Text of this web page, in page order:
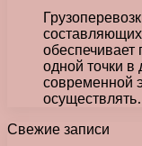
составляющих
обеспечивает
одной точки
современной
Свежие записи